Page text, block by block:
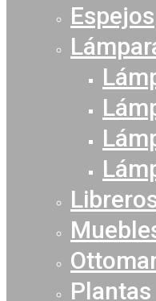
Espejos
Plantas